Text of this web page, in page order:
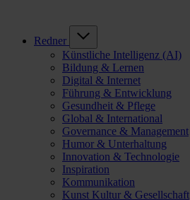
Redner
Künstliche Intelligenz (AI)
Bildung & Lernen
Digital & Internet
Führung & Entwicklung
Gesundheit & Pflege
Global & International
Governance & Management
Humor & Unterhaltung
Innovation & Technologie
Inspiration
Kommunikation
Kunst Kultur & Gesellschaft